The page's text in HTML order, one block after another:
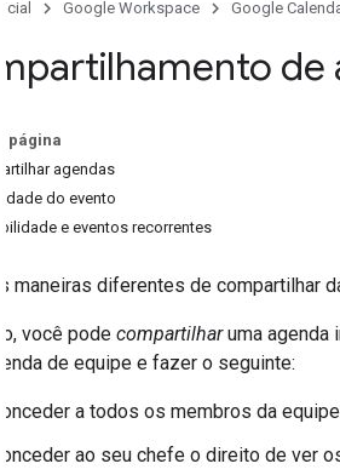
Google Workspace Google
de
página
agendas
do evento
e eventos recorrentes
maneiras diferentes de compartilhar
você pode compartilharuma agenda
de equipe e fazer o seguinte:
Conceder a todos os membros da
Conceder ao seu chefe o direito de ver